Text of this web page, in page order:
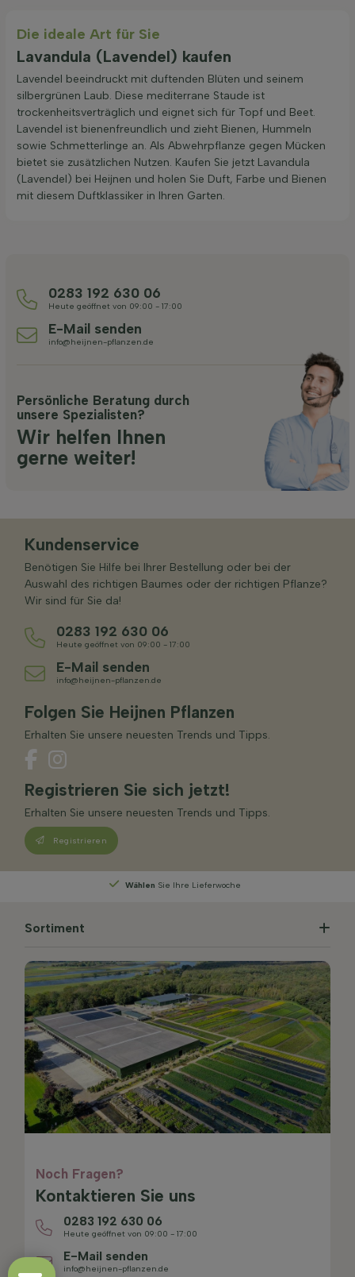
Die ideale Art für Sie
Lavandula (Lavendel) kaufen
Lavendel beeindruckt mit duftenden Blüten und seinem
silbergrünen Laub. Diese mediterrane Staude ist
trockenheitsverträglich und eignet sich für Topf und Beet.
Lavendel ist bienenfreundlich und zieht Bienen, Hummeln
sowie Schmetterlinge an. Als Abwehrpflanze gegen Mücken
bietet sie zusätzlichen Nutzen. Kaufen Sie jetzt Lavandula
(Lavendel) bei Heijnen und holen Sie Duft, Farbe und Bienen
mit diesem Duftklassiker in Ihren Garten.
0283 192 630 06
Heute geöffnet von 09:00 - 17:00
E-Mail senden
info@heijnen-pflanzen.de
Persönliche Beratung durch
unsere Spezialisten?
Wir helfen Ihnen
gerne weiter!
Kundenservice
Benötigen Sie Hilfe bei Ihrer Bestellung oder bei der
Auswahl des richtigen Baumes oder der richtigen Pflanze?
Wir sind für Sie da!
0283 192 630 06
Heute geöffnet von 09:00 - 17:00
E-Mail senden
info@heijnen-pflanzen.de
Folgen Sie Heijnen Pflanzen
Erhalten Sie unsere neuesten Trends und Tipps.
Registrieren Sie sich jetzt!
Erhalten Sie unsere neuesten Trends und Tipps.
Registrieren
Wählen Sie Ihre Lieferwoche
Sortiment
Noch Fragen?
Kontaktieren Sie uns
0283 192 630 06
Heute geöffnet von 09:00 - 17:00
E-Mail senden
info@heijnen-pflanzen.de